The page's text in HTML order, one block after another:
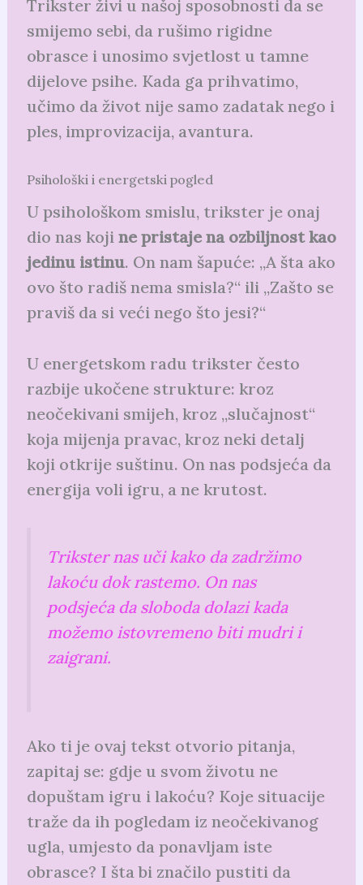
Trikster živi u našoj sposobnosti da se
smijemo sebi, da rušimo rigidne
obrasce i unosimo svjetlost u tamne
dijelove psihe. Kada ga prihvatimo,
učimo da život nije samo zadatak nego i
ples, improvizacija, avantura.
Psihološki i energetski pogled
U psihološkom smislu, trikster je onaj
dio nas koji ne pristaje na ozbiljnost kao
jedinu istinu. On nam šapuće: „A šta ako
ovo što radiš nema smisla?“ ili „Zašto se
praviš da si veći nego što jesi?“
U energetskom radu trikster često
razbije ukočene strukture: kroz
neočekivani smijeh, kroz „slučajnost“
koja mijenja pravac, kroz neki detalj
koji otkrije suštinu. On nas podsjeća da
energija voli igru, a ne krutost.
Trikster nas uči kako da zadržimo
lakoću dok rastemo. On nas
podsjeća da sloboda dolazi kada
možemo istovremeno biti mudri i
zaigrani.
Ako ti je ovaj tekst otvorio pitanja,
zapitaj se: gdje u svom životu ne
dopuštam igru i lakoću? Koje situacije
traže da ih pogledam iz neočekivanog
ugla, umjesto da ponavljam iste
obrasce? I šta bi značilo pustiti da